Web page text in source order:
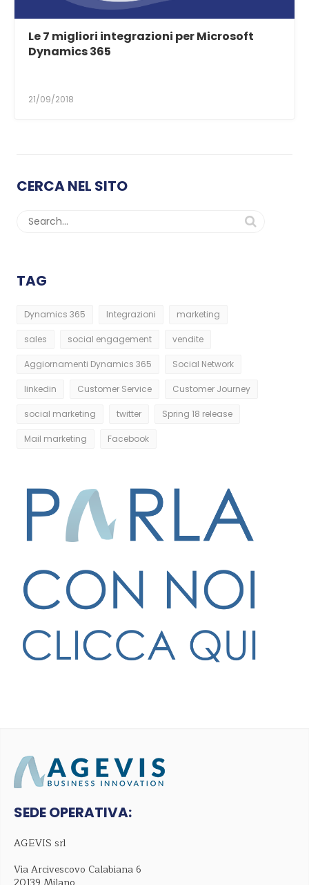
Le 7 migliori integrazioni per Microsoft
Dynamics 365
21/09/2018
CERCA NEL SITO
TAG
Dynamics 365 Integrazioni marketing
sales social engagement vendite
Aggiornamenti Dynamics 365 Social Network
linkedin Customer Service Customer Journey
social marketing twitter Spring 18 release
Mail marketing Facebook
SEDE OPERATIVA:
AGEVIS srl
Via Arcivescovo Calabiana 6